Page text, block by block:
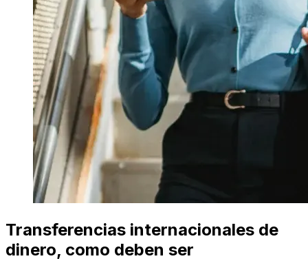
Transferencias internacionales de
dinero, como deben ser